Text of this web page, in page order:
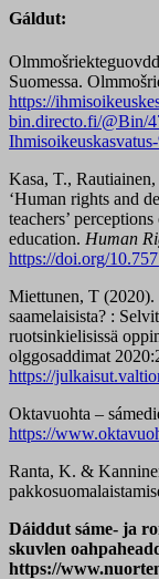
Gáldut:
Suomessa.
https://
bin.directo.fi/@Bin/
Kasa, T.,
‘Human rights and
teachers’
education. Human
https://doi.org/
Miettunen, T (2020).
saamelaisista? :
ruotsinkielisissä
olggosaddimat
https://
Oktavuohta –
https://
Ranta, K. &
Dáiddut sáme- ja
skuvlen
https://